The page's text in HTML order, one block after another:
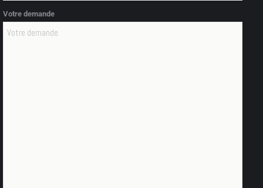
Votre demande